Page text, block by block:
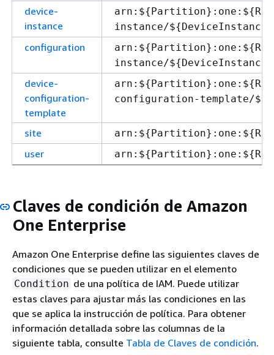
device-
instance
arn:${Partition}:one:${
instance/${
configuration arn:${Partition}:one:${
instance/${
device-
configuration-
template
arn:${Partition}:one:${
configuration-template/$
site arn:${Partition}:one:${
user arn:${Partition}:one:${
Claves de condición de Amazon
One Enterprise
Amazon One Enterprise define las siguientes claves de
condiciones que se pueden utilizar en el elemento
Condition de una política de IAM. Puede utilizar
estas claves para ajustar más las condiciones en las
que se aplica la instrucción de política. Para obtener
información detallada sobre las columnas de la
siguiente tabla, consulte Tabla de Claves de condición.